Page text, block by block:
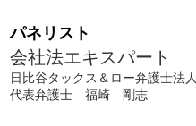
パネリスト
会社法エキスパート
日比谷タックス＆ロー弁護士法人
代表弁護士 福崎 剛志